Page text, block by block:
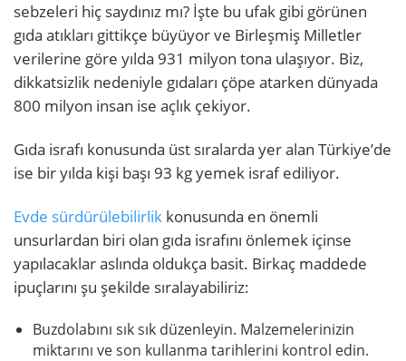
sebzeleri hiç saydınız mı? İşte bu ufak gibi görünen
gıda atıkları gittikçe büyüyor ve Birleşmiş Milletler
verilerine göre yılda 931 milyon tona ulaşıyor. Biz,
dikkatsizlik nedeniyle gıdaları çöpe atarken dünyada
800 milyon insan ise açlık çekiyor.
Gıda israfı konusunda üst sıralarda yer alan Türkiye’de
ise bir yılda kişi başı 93 kg yemek israf ediliyor.
Evde sürdürülebilirlik konusunda en önemli
unsurlardan biri olan gıda israfını önlemek içinse
yapılacaklar aslında oldukça basit. Birkaç maddede
ipuçlarını şu şekilde sıralayabiliriz:
Buzdolabını sık sık düzenleyin. Malzemelerinizin
miktarını ve son kullanma tarihlerini kontrol edin.